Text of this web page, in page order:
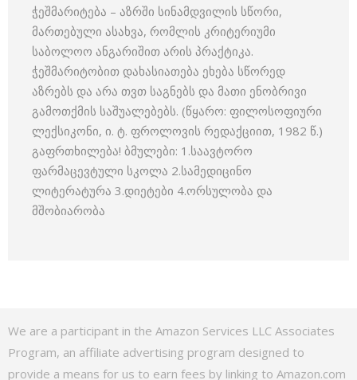
ჭეშმარიტება – აზრში სინამდვილის სწორი,
მართებული ასახვა, რომლის კრიტერიუმი
საბოლოო ანგარიშით არის პრაქტიკა.
ჭეშმარიტობით დახასიათება ეხება სწორედ
აზრებს და არა თვთ საგნებს და მათი ენობრივი
გამოთქმის საშუალებებს. (წყარო: ფილოსოფიური
ლექსიკონი, ი. ტ. ფროლოვის რედაქციით, 1982 წ.)
გაფრთხილება! ბმულები: 1.საავტორო
ფარმაცევტული სკოლა 2.სამედიცინო
ლიტერატურა 3.დიეტები 4.ორსულობა და
მშობიარობა
We are a participant in the Amazon Services LLC Associates
Program, an affiliate advertising program designed to
provide a means for us to earn fees by linking to Amazon.com